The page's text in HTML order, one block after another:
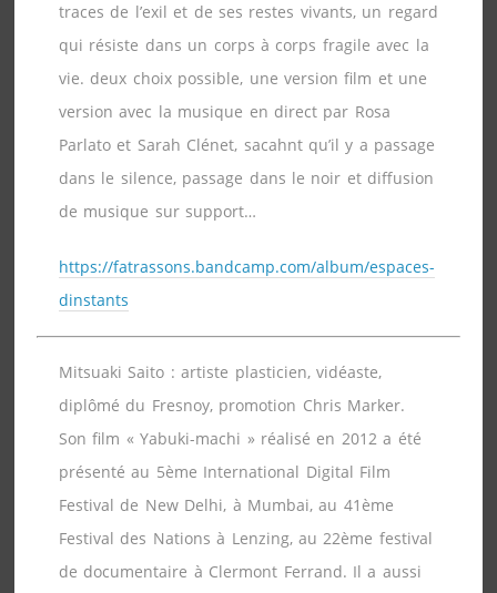
traces de l’exil et de ses restes vivants, un regard
qui résiste dans un corps à corps fragile avec la
vie. deux choix possible, une version film et une
version avec la musique en direct par Rosa
Parlato et Sarah Clénet, sacahnt qu’il y a passage
dans le silence, passage dans le noir et diffusion
de musique sur support…
https://fatrassons.bandcamp.com/album/espaces-
dinstants
Mitsuaki Saito : artiste plasticien, vidéaste,
diplômé du Fresnoy, promotion Chris Marker.
Son film « Yabuki-machi » réalisé en 2012 a été
présenté au 5ème International Digital Film
Festival de New Delhi, à Mumbai, au 41ème
Festival des Nations à Lenzing, au 22ème festival
de documentaire à Clermont Ferrand. Il a aussi